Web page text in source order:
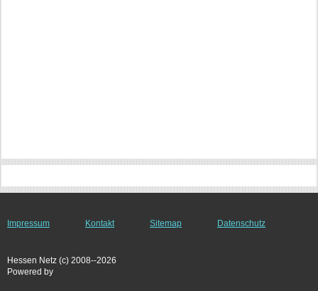
Impressum Kontakt Sitemap Datenschutz
Hessen Netz (c) 2008--2026
Powered by